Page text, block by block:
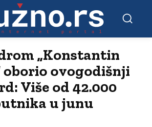
„Konstantin
oborio ovogodišnji
Više od 42.000
u junu